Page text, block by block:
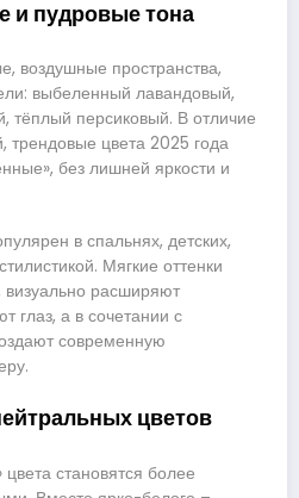
и пудровые тона
воздушные пространства,
выбеленный лавандовый,
тёплый персиковый. В отличие
трендовые цвета 2025 года
без лишней яркости и
в спальнях, детских,
Мягкие оттенки
расширяют
глаз, а в сочетании с
современную
цветов
становятся более